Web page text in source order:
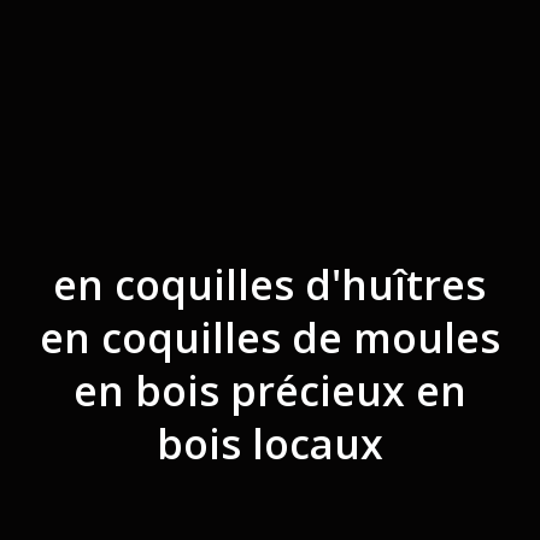
en coquilles d'huîtres
en coquilles de moules
en bois précieux en
bois locaux